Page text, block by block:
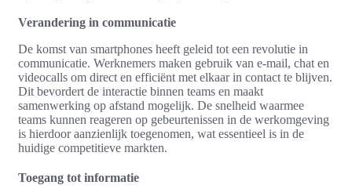
Verandering in communicatie
De komst van smartphones heeft geleid tot een revolutie in
communicatie. Werknemers maken gebruik van e-mail, chat en
videocalls om direct en efficiënt met elkaar in contact te blijven.
Dit bevordert de interactie binnen teams en maakt
samenwerking op afstand mogelijk. De snelheid waarmee
teams kunnen reageren op gebeurtenissen in de werkomgeving
is hierdoor aanzienlijk toegenomen, wat essentieel is in de
huidige competitieve markten.
Toegang tot informatie